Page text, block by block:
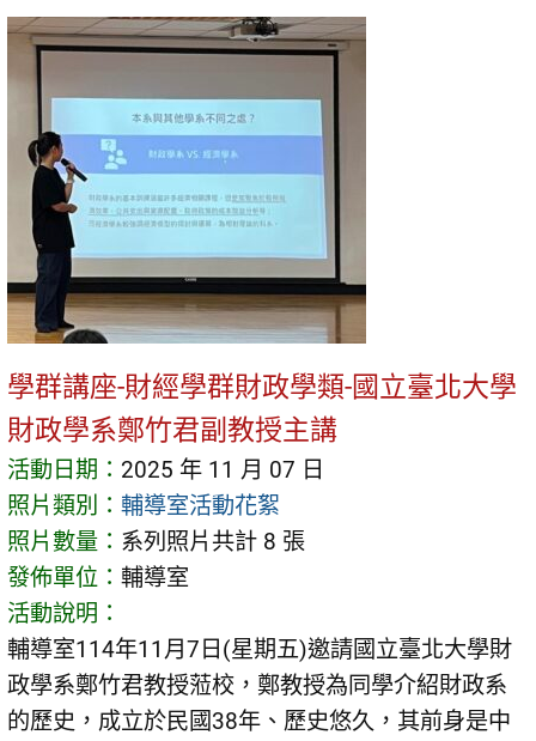
學群講座-財經學群財政學類-國立臺北大學
財政學系鄭竹君副教授主講
活動日期： 2025 年 11 月 07 日
照片類別： 輔導室活動花絮
照片數量： 系列照片共計 8 張
發佈單位： 輔導室
活動說明：
輔導室114年11月7日(星期五)邀請國立臺北大學財
政學系鄭竹君教授蒞校，鄭教授為同學介紹財政系
的歷史，成立於民國38年、歷史悠久，其前身是中